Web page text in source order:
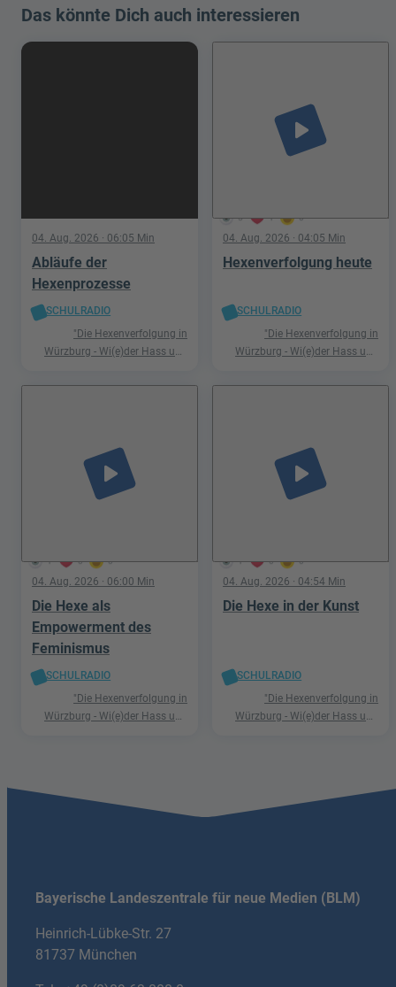
Das könnte Dich auch interessieren
04. Aug. 2026 · 06:05 Min
Abläufe der
Hexenprozesse
SCHULRADIO
"Die Hexenverfolgung in
Würzburg - Wi(e)der Hass und
5 1 0
play_arrow
04. Aug. 2026 · 04:05 Min
Hexenverfolgung heute
SCHULRADIO
"Die Hexenverfolgung in
Würzburg - Wi(e)der Hass und
1 0 0
play_arrow
04. Aug. 2026 · 06:00 Min
Die Hexe als
Empowerment des
Feminismus
SCHULRADIO
"Die Hexenverfolgung in
Würzburg - Wi(e)der Hass und
1 0 0
play_arrow
04. Aug. 2026 · 04:54 Min
Die Hexe in der Kunst
SCHULRADIO
"Die Hexenverfolgung in
Würzburg - Wi(e)der Hass und
Bayerische Landeszentrale für neue Medien (BLM)
Heinrich-Lübke-Str. 27
81737 München